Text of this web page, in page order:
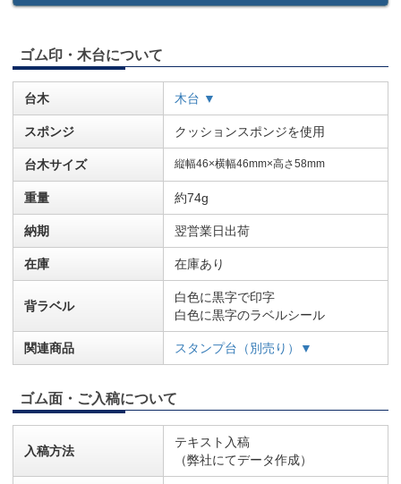
ゴム印・木台について
台木 木台 ▼
スポンジ クッションスポンジを使用
台木サイズ 縦幅46×横幅46mm×高さ58mm
重量 約74g
納期 翌営業日出荷
在庫 在庫あり
背ラベル
白色に黒字で印字
白色に黒字のラベルシール
関連商品 スタンプ台（別売り）▼
ゴム面・ご入稿について
入稿方法
テキスト入稿
（弊社にてデータ作成）